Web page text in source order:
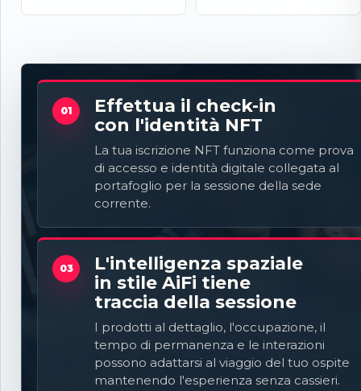
01
Effettua il check-in
con l'identità NFT
La tua iscrizione NFT funziona come prova
di accesso e identità digitale collegata al
portafoglio per la sessione della sede
corrente.
03
L'intelligenza spaziale
in stile AiFi tiene
traccia della sessione
I prodotti al dettaglio, l'occupazione, il
tempo di permanenza e le interazioni
possono adattarsi al viaggio del tuo ospite
mantenendo l'esperienza senza cassieri.